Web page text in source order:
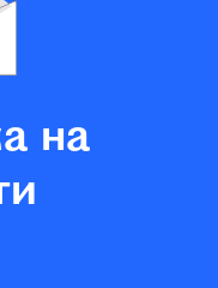
на